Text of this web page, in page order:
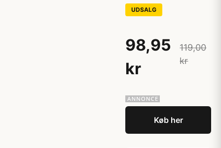
UDSALG
98,95
kr
119,00
kr
Køb her